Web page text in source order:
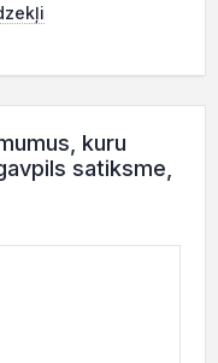
kuru
satiksme,